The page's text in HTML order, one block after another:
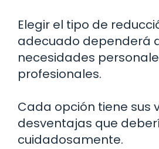
Elegir el tipo de
adecuado dependerá
necesidades
profesionales.
Cada opción tiene sus
desventajas que
cuidadosamente.